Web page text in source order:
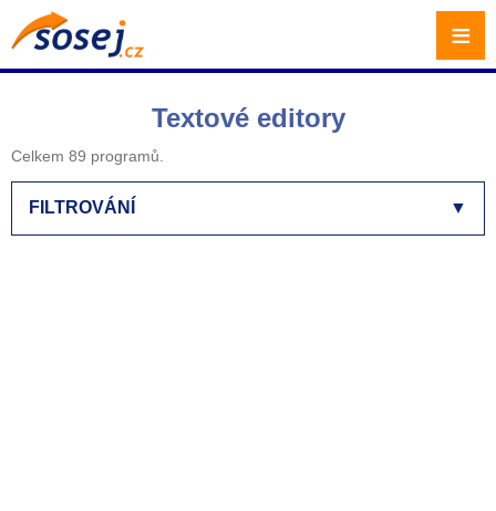
Textové editory
Celkem 89 programů.
▼
FILTROVÁNÍ
≡